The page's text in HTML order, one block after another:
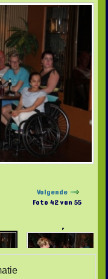
Volgende
Foto 42 van 55